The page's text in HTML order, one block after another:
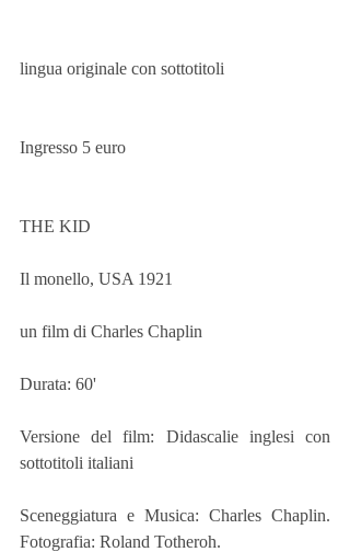
lingua originale con sottotitoli
Ingresso 5 euro
THE KID
Il monello, USA 1921
un film di Charles Chaplin
Durata: 60'
Versione del film: Didascalie inglesi con
sottotitoli italiani
Sceneggiatura e Musica: Charles Chaplin.
Fotografia: Roland Totheroh.